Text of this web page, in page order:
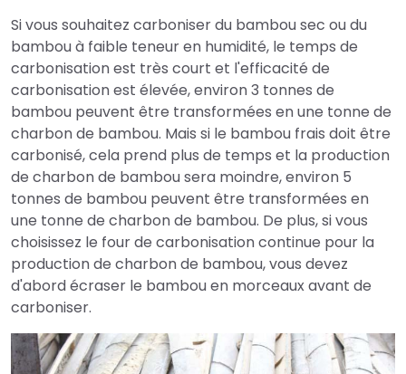
Si vous souhaitez carboniser du bambou sec ou du
bambou à faible teneur en humidité, le temps de
carbonisation est très court et l'efficacité de
carbonisation est élevée, environ 3 tonnes de
bambou peuvent être transformées en une tonne de
charbon de bambou. Mais si le bambou frais doit être
carbonisé, cela prend plus de temps et la production
de charbon de bambou sera moindre, environ 5
tonnes de bambou peuvent être transformées en
une tonne de charbon de bambou. De plus, si vous
choisissez le four de carbonisation continue pour la
production de charbon de bambou, vous devez
d'abord écraser le bambou en morceaux avant de
carboniser.